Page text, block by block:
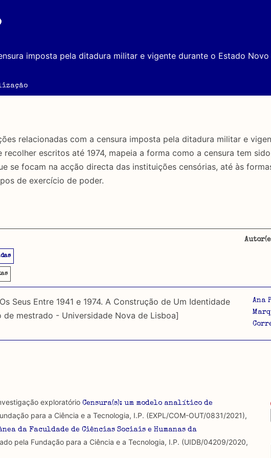
imposta pela ditadura militar e vigente durante o Estado Novo
relacionadas com a censura imposta pela ditadura militar e
recolher escritos até 1974, mapeia a forma como a censura tem
se focam na acção directa das instituições censórias, até às
de exercício de poder.
material publicado sobre censura desde que esta foi imposta em
de 1974, em Portugal, e o material publicado fora de Portugal
incidindo a categorização do seu conteúdo apenas sobre
mencionando censura, não se detém na sua análise e ainda não
encontram incluídas.
por autores, data, tipo de documento, objectos trabalhados e
por:
por lei, orientada por regulamentos provenientes de instituições de
combinadas ambas abordagens.
Seus Entre 1941 e 1974. A Construção de Um Identidade
de mestrado - Universidade Nova de Lisboa]
Ana
exploratório Censura(s): um modelo analítico de
para a Ciência e a Tecnologia, I.P. (EXPL/COM-OUT/0831/2021),
da Faculdade de Ciências Sociais e Humanas da
pela Fundação para a Ciência e a Tecnologia, I.P. (UIDB/04209/2020,